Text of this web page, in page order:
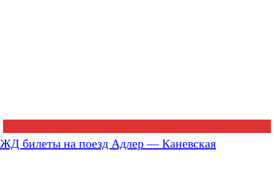
ЖД билеты на поезд Адлер — Каневская